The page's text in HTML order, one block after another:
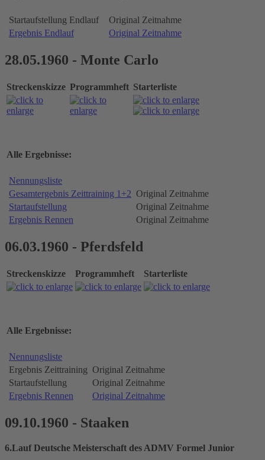
Startaufstellung Endlauf
Original Zeitnahme
Ergebnis Endlauf
Original Zeitnahme
28.05.1960 - Monte Carlo
Streckenskizze Programmheft Starterliste
Alle Ergebnisse:
Nennungsliste
Gesamtergebnis Zeittraining 1+2 Original Zeitnahme
Startaufstellung
Original Zeitnahme
Ergebnis Rennen
Original Zeitnahme
06.03.1960 - Pferdsfeld
Streckenskizze Programmheft Starterliste
Alle Ergebnisse:
Nennungsliste
Ergebnis Zeittraining Original Zeitnahme
Startaufstellung
Original Zeitnahme
Ergebnis Rennen
Original Zeitnahme
09.10.1960 - Staaken
6.Lauf Deutsche Meisterschaft des ADMV Formel Junior